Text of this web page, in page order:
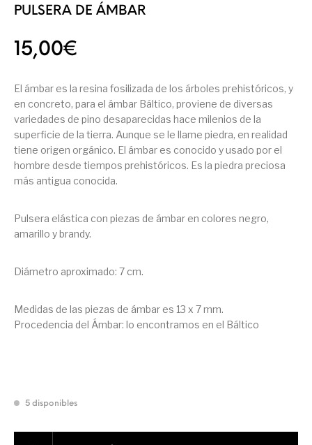
PULSERA DE ÁMBAR
15,00€
El ámbar es la resina fosilizada de los árboles prehistóricos, y
en concreto, para el ámbar Báltico, proviene de diversas
variedades de pino desaparecidas hace milenios de la
superficie de la tierra. Aunque se le llame piedra, en realidad
tiene origen orgánico. El ámbar es conocido y usado por el
hombre desde tiempos prehistóricos. Es la piedra preciosa
más antigua conocida.
Pulsera elástica con piezas de ámbar en colores negro,
amarillo y brandy.
Diámetro aproximado: 7 cm.
Medidas de las piezas de ámbar es 13 x 7 mm.
Procedencia del Ámbar: lo encontramos en el Báltico
5 disponibles